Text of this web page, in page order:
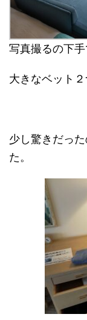
写真撮るの下手
大きなベット
少し驚きだった
た。